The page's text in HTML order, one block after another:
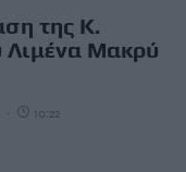
της Κ.
Λιμένα Μακρύ
10:22